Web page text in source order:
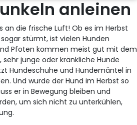
anleinen
an die frische Luft! Ob es im Herbst
stürmt, ist vielen Hunden
Pfoten kommen meist gut mit dem
sehr junge oder kränkliche Hunde
Hundeschuhe und Hundemäntel in
Und wurde der Hund im Herbst so
er in Bewegung bleiben und
um sich nicht zu unterkühlen,